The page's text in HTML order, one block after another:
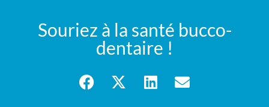
Souriez à la santé bucco-
dentaire !